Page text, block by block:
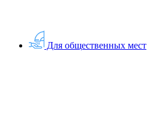
Для общественных мест